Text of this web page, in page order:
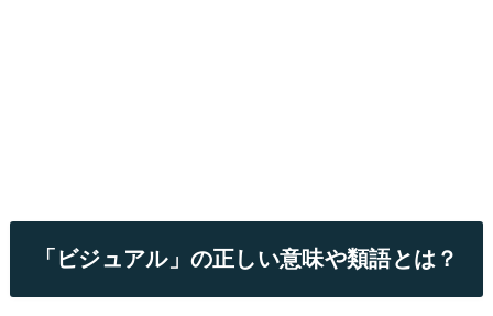
「ビジュアル」の正しい意味や類語とは？